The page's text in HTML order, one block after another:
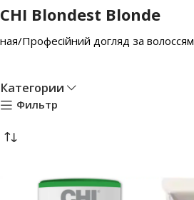
CHI Blondest Blonde
Професійний догляд за волоссям
Категории
Фильтр